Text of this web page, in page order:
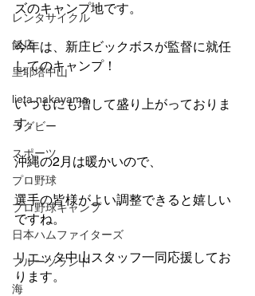
レンタサイクル
飯店
里耶塔中山
lieta.nakayama
ラグビー
スポーツ
プロ野球
プロ野球キャンプ
日本ハムファイターズ
フルーツランド
海
ズのキャンプ地です。
今年は、新庄ビックボスが監督に就任
してのキャンプ！
いつもにも増して盛り上がっておりま
す。
沖縄の2月は暖かいので、
選手の皆様がよい調整できると嬉しい
ですね。
リエッタ中山スタッフ一同応援してお
ります。